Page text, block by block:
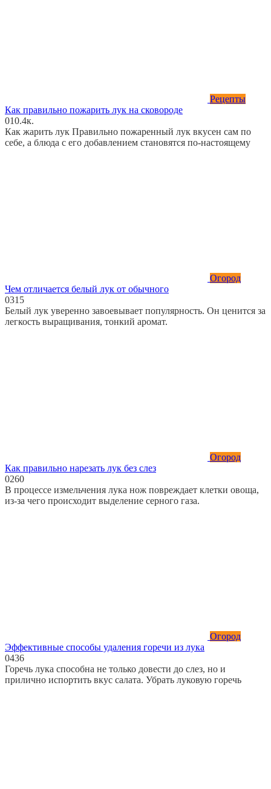
Рецепты
Как правильно пожарить лук на сковороде
010.4к.
Как жарить лук Правильно пожаренный лук вкусен сам по
себе, а блюда с его добавлением становятся по-настоящему
Огород
Чем отличается белый лук от обычного
0315
Белый лук уверенно завоевывает популярность. Он ценится за
легкость выращивания, тонкий аромат.
Огород
Как правильно нарезать лук без слез
0260
В процессе измельчения лука нож повреждает клетки овоща,
из-за чего происходит выделение серного газа.
Огород
Эффективные способы удаления горечи из лука
0436
Горечь лука способна не только довести до слез, но и
прилично испортить вкус салата. Убрать луковую горечь